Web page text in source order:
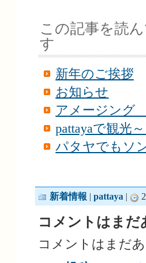
この記事を読
す
新年のご挨拶
お知らせ
アメージング
pattayaで観
パタヤでもソ
新着情報 | pattaya |
コメントはまだ
コメントはまだあ